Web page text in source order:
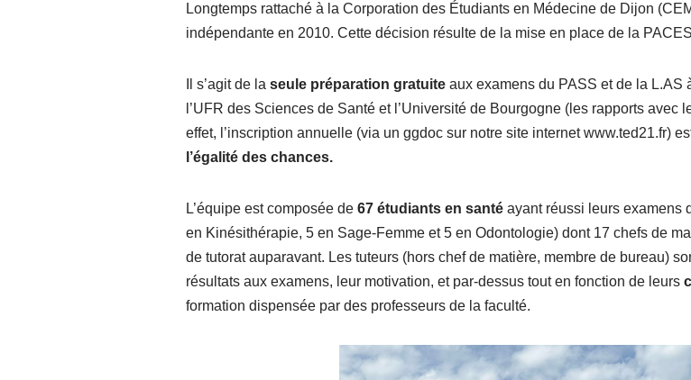
Longtemps rattaché à la Corporation des Étudiants en Médecine de Dijon
indépendante en 2010. Cette décision résulte de la mise en place de la
Il s’agit de laseule préparation gratuite aux examens du PASS et de la L.AS
l’UFR des Sciences de Santé et l’Université de Bourgogne (les rapports avec
effet, l’inscription annuelle (via un ggdoc sur notre site internet www.ted21.fr)
l’égalité des chances.
L’équipe est composée de67 étudiants en santé ayant réussi leurs examens
en Kinésithérapie, 5 en Sage-Femme et 5 en Odontologie) dont 17 chefs de
de tutorat auparavant. Les tuteurs (hors chef de matière, membre de bureau)
résultats aux examens, leur motivation, et par-dessus tout en fonction de leurs
formation dispensée par des professeurs de la faculté.